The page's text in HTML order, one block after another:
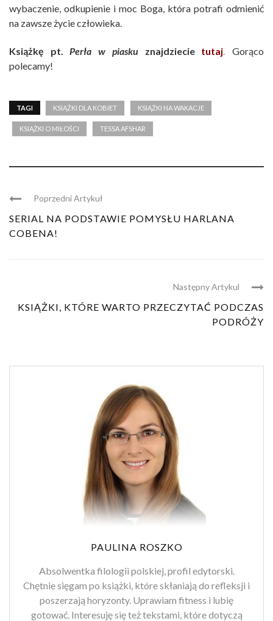
wybaczenie, odkupienie i moc Boga, która potrafi odmienić
na zawsze życie człowieka.
Książkę pt.Perła w piasku znajdziecie tutaj. Gorąco
polecamy!
TAGI KSIĄŻKI DLA KOBIET KSIĄŻKI NA WAKACJE
KSIĄŻKI O MIŁOŚCI TESSA AFSHAR
Poprzedni Artykuł
SERIAL NA PODSTAWIE POMYSŁU HARLANA
COBENA!
Następny Artykul
KSIĄŻKI, KTÓRE WARTO PRZECZYTAĆ PODCZAS
PODRÓŻY
PAULINA ROSZKO
Absolwentka filologii polskiej, profil edytorski.
Chętnie sięgam po książki, które skłaniają do refleksji i
poszerzają horyzonty. Uprawiam fitness i lubię
gotować. Interesuję się też tekstami, które dotyczą